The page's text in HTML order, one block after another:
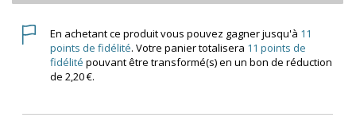
En achetant ce produit vous pouvez gagner jusqu'à 11
points de fidélité. Votre panier totalisera 11 points de
fidélité pouvant être transformé(s) en un bon de réduction
de 2,20 €.